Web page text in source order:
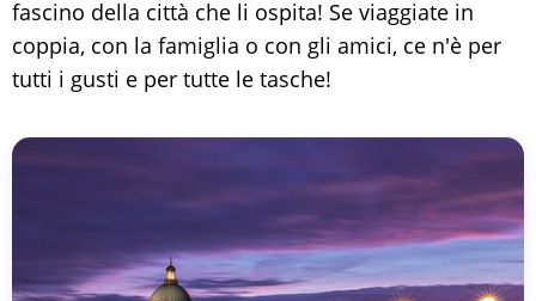
fascino della città che li ospita! Se viaggiate in
coppia, con la famiglia o con gli amici, ce n'è per
tutti i gusti e per tutte le tasche!